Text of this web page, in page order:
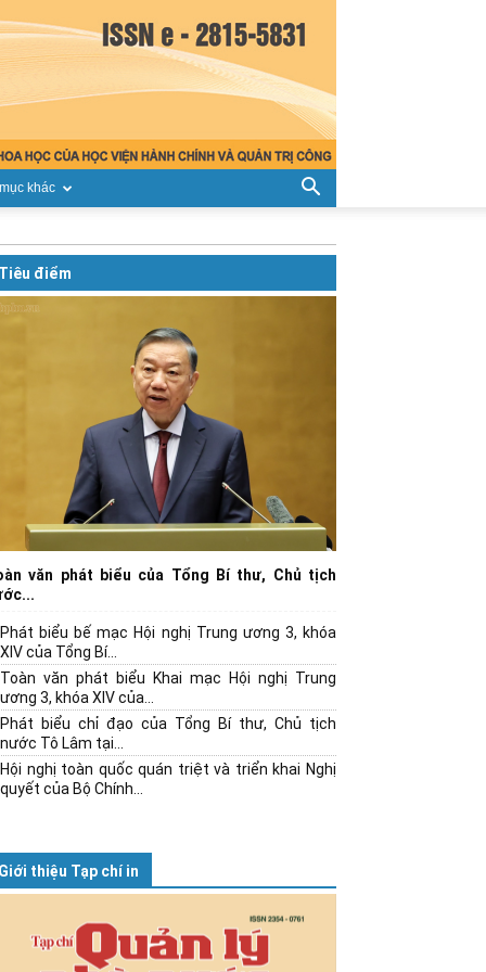
khác
Tiêu điểm
văn phát biểu của Tổng Bí thư, Chủ tịch
Phát biểu bế mạc Hội nghị Trung ương 3, khóa
XIV của Tổng Bí...
Toàn văn phát biểu Khai mạc Hội nghị Trung
ương 3, khóa XIV của...
Phát biểu chỉ đạo của Tổng Bí thư, Chủ tịch
nước Tô Lâm tại...
Hội nghị toàn quốc quán triệt và triển khai Nghị
quyết của Bộ Chính...
Giới thiệu Tạp chí in